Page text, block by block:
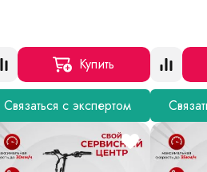
Купить
Связаться с экспертом